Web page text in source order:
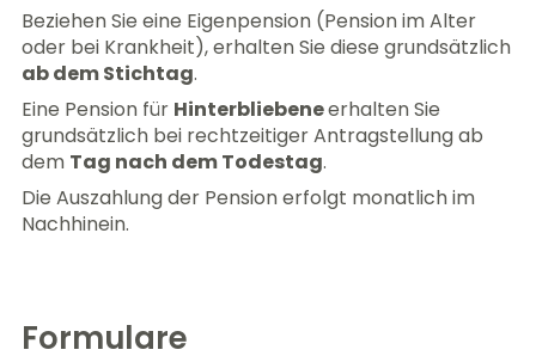
Beziehen Sie eine Eigenpension (Pension im Alter
oder bei Krankheit), erhalten Sie diese grundsätzlich
ab dem Stichtag.
Eine Pension für Hinterbliebeneerhalten Sie
grundsätzlich bei rechtzeitiger Antragstellung ab
dem Tag nach dem Todestag.
Die Auszahlung der Pension erfolgt monatlich im
Nachhinein.
Formulare